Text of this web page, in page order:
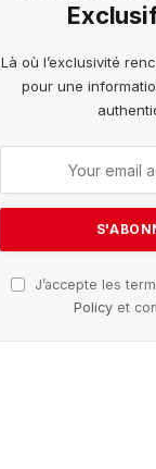
Là où l’exclusivité
pour une
J’accepte les
Policy et